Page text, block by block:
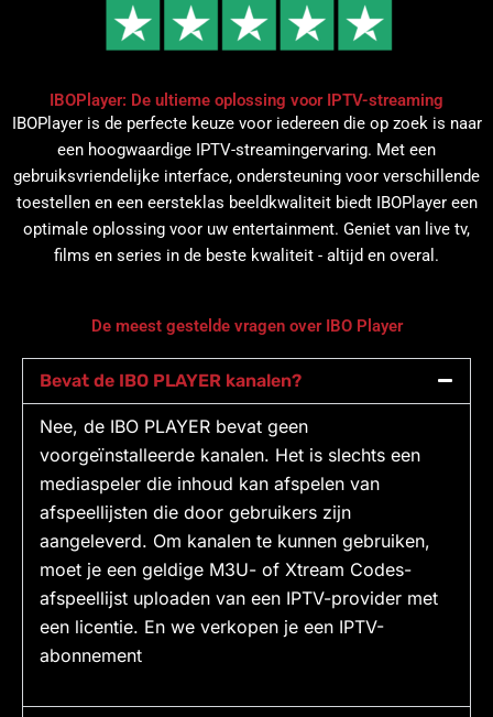
IBOPlayer: De ultieme oplossing voor IPTV-streaming
IBOPlayer is de perfecte keuze voor iedereen die op zoek is naar
een hoogwaardige IPTV-streamingervaring. Met een
gebruiksvriendelijke interface, ondersteuning voor verschillende
toestellen en een eersteklas beeldkwaliteit biedt IBOPlayer een
optimale oplossing voor uw entertainment. Geniet van live tv,
films en series in de beste kwaliteit - altijd en overal.
De meest gestelde vragen over IBO Player
Bevat de IBO PLAYER kanalen?
Nee, de IBO PLAYER bevat geen
voorgeïnstalleerde kanalen. Het is slechts een
mediaspeler die inhoud kan afspelen van
afspeellijsten die door gebruikers zijn
aangeleverd. Om kanalen te kunnen gebruiken,
moet je een geldige M3U- of Xtream Codes-
afspeellijst uploaden van een IPTV-provider met
een licentie. En we verkopen je een IPTV-
abonnement